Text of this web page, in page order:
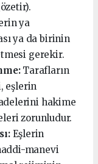
ya
ya da birinin
gerekir.
Tarafların
eşlerin
hakime
zorunludur.
Eşlerin
manevi